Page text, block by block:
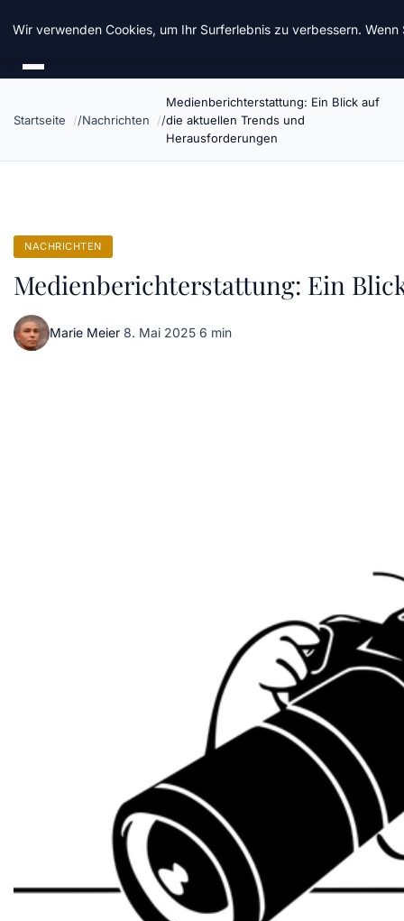
Chinavisum24
Startseite Nachrichten
Medienberichterstattung: Ein Blick auf
die aktuellen Trends und
Herausforderungen
NACHRICHTEN
Medienberichterstattung: Ein
Marie Meier·8. Mai 2025·6 min
Wir verwenden Cookies, um Ihr Surferlebnis zu verbessern.